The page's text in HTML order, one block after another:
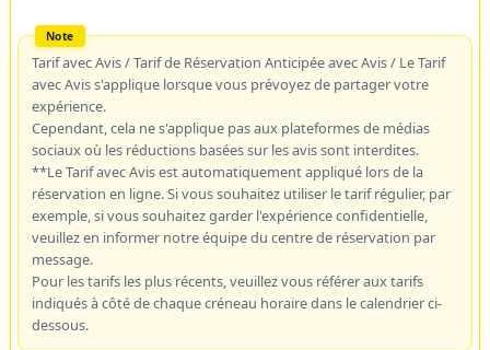
Tarif avec Avis / Tarif de Réservation Anticipée avec Avis / Le Tarif
avec Avis s'applique lorsque vous prévoyez de partager votre
expérience.
Cependant, cela ne s'applique pas aux plateformes de médias
sociaux où les réductions basées sur les avis sont interdites.
**Le Tarif avec Avis est automatiquement appliqué lors de la
réservation en ligne. Si vous souhaitez utiliser le tarif régulier, par
exemple, si vous souhaitez garder l'expérience confidentielle,
veuillez en informer notre équipe du centre de réservation par
message.
Pour les tarifs les plus récents, veuillez vous référer aux tarifs
indiqués à côté de chaque créneau horaire dans le calendrier ci-
dessous.